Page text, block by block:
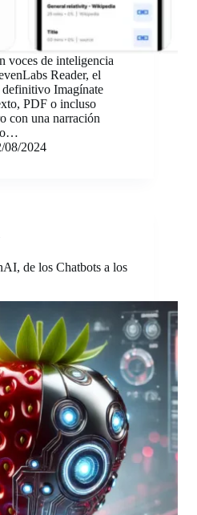
voces de inteligencia
Reader, el
Imagínate
PDF o incluso
con una narración
08/2024
de los Chatbots a los